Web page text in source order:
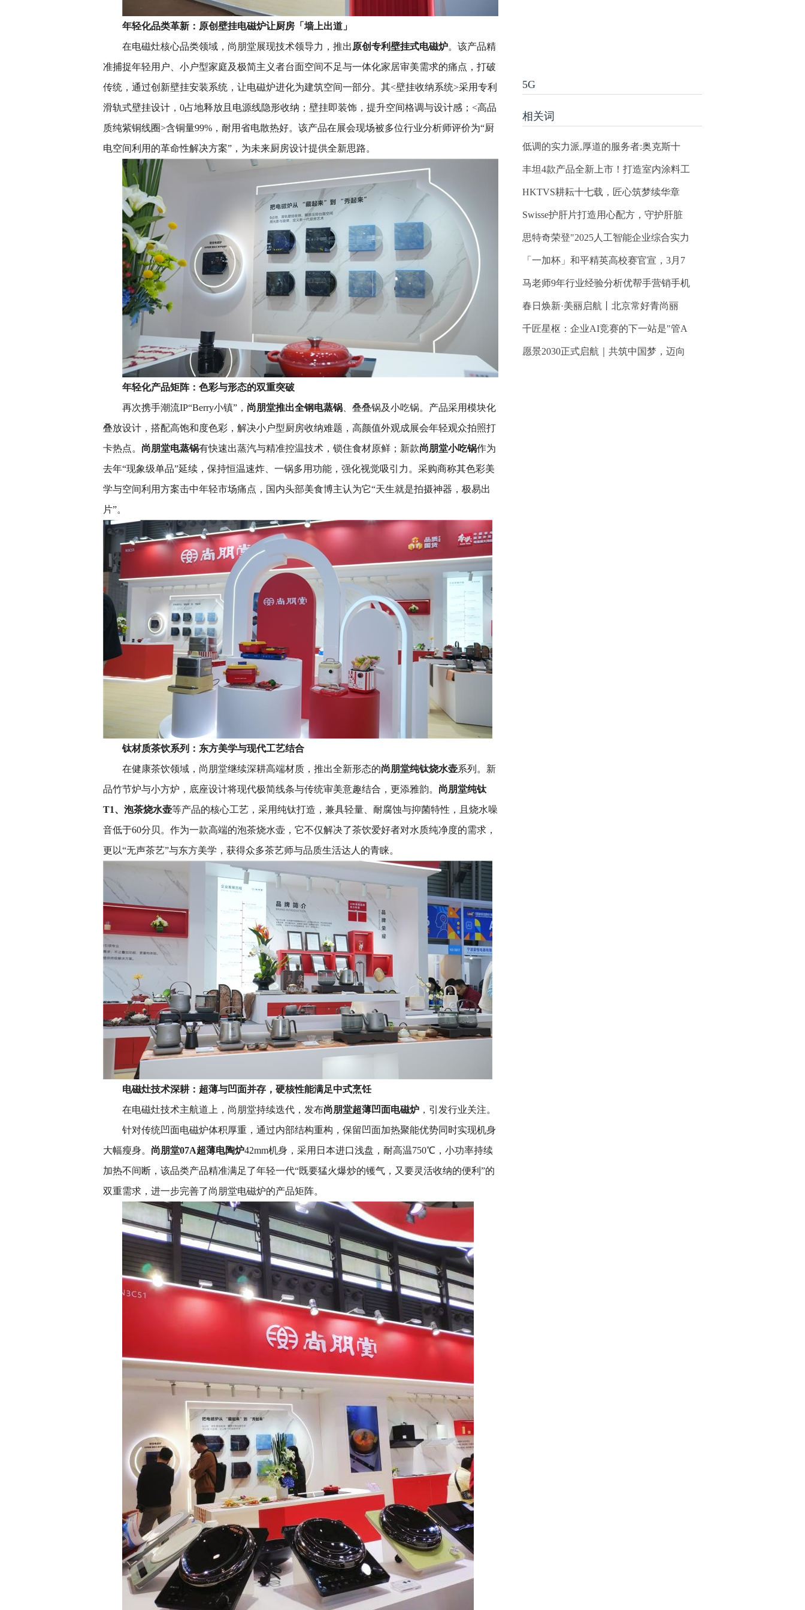
年轻化品类革新 ： 原创壁挂电磁炉让厨房「墙上出道」
在电磁灶核心品类领域，尚朋堂展现技术领导力，推出 原创专利壁挂式电磁炉。该产品精
准捕捉年轻用户、小户型家庭及极简主义者台面空间不足与一体化家居审美需求的痛点，打破
传统，通过创新壁挂安装系统，让电磁炉进化为建筑空间一部分。其<壁挂收纳系统>采用专利
滑轨式壁挂设计，0占地释放且电源线隐形收纳；壁挂即装饰，提升空间格调与设计感；<高品
质纯紫铜线圈>含铜量99%，耐用省电散热好。该产品在展会现场被多位行业分析师评价为“厨
电空间利用的革命性解决方案”，为未来厨房设计提供全新思路。
年轻化产品矩阵：色彩与形态的双重突破
再次携手潮流IP“Berry小镇”， 尚朋堂推出全钢电蒸锅 、叠叠锅及小吃锅。产品采用模块化
叠放设计，搭配高饱和度色彩，解决小户型厨房收纳难题，高颜值外观成展会年轻观众拍照打
卡热点。 尚朋堂电蒸锅有快速出蒸汽与精准控温技术，锁住食材原鲜；新款尚朋堂小吃锅作为
去年“现象级单品”延续，保持恒温速炸、一锅多用功能，强化视觉吸引力。采购商称其色彩美
学与空间利用方案击中年轻市场痛点，国内头部美食博主认为它“天生就是拍摄神器，极易出
片”。
钛材质茶饮系列：东方美学与现代工艺结合
在健康茶饮领域，尚朋堂继续深耕高端材质，推出全新形态的尚朋堂纯钛烧水壶系列。新
品竹节炉与小方炉，底座设计将现代极简线条与传统审美意趣结合，更添雅韵。 尚朋堂纯钛
T1、泡茶烧水壶等产品的核心工艺，采用纯钛打造，兼具轻量、耐腐蚀与抑菌特性，且烧水噪
音低于60分贝。作为一款高端的泡茶烧水壶，它不仅解决了茶饮爱好者对水质纯净度的需求，
更以“无声茶艺”与东方美学，获得众多茶艺师与品质生活达人的青睐。
电磁灶技术深耕：超薄与凹面并存，硬核性能满足中式烹饪
在电磁灶技术主航道上，尚朋堂持续迭代，发布尚朋堂超薄凹面电磁炉 ，引发行业关注。
针对传统凹面电磁炉体积厚重，通过内部结构重构，保留凹面加热聚能优势同时实现机身
大幅瘦身。 尚朋堂07A超薄电陶炉42mm机身，采用日本进口浅盘，耐高温750℃，小功率持续
加热不间断，该品类产品精准满足了年轻一代“既要猛火爆炒的镬气，又要灵活收纳的便利”的
双重需求，进一步完善了尚朋堂电磁炉的产品矩阵。
5G
相关词
低调的实力派,厚道的服务者:奥克斯十
丰坦4款产品全新上市！打造室内涂料工
HKTVS耕耘十七载，匠心筑梦续华章
Swisse护肝片打造用心配方，守护肝脏
思特奇荣登"2025人工智能企业综合实力
「一加杯」和平精英高校赛官宣，3月7
马老师9年行业经验分析优帮手营销手机
春日焕新·美丽启航丨北京常好青尚丽
千匠星枢：企业AI竞赛的下一站是"管A
愿景2030正式启航｜共筑中国梦，迈向